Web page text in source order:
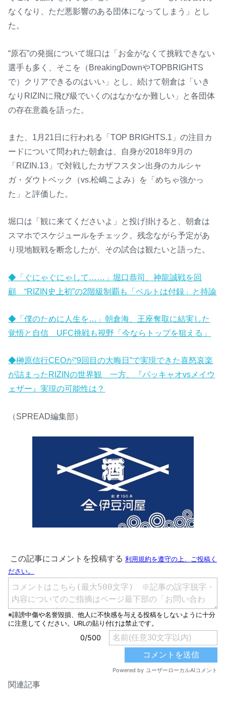
なくなり、ただ悪影響のある団体になってしまう」とし
た。
“原石”の発掘について堀口は「お金がなくて挑戦できない
選手も多く、そこを（BreakingDownやTOPBRIGHTS
で）クリアできるのはいい」とし、続けて朝倉は「いき
なりRIZINに飛び級でいくのはなかなか難しい」と各団体
の存在意義を語った。
また、1月21日に行われる「TOP BRIGHTS.1」の注目カ
ードについて問われた朝倉は、自身が2018年9月の
「RIZIN.13」で対戦したカザフスタン出身のカルシャ
ガ・ダウトベック（vs.松嶋こよみ）を「めちゃ強かっ
た」と評価した。
堀口は「観に来てくださいよ」と投げ掛けると、朝倉は
スマホでスケジュールをチェック。残念ながら予定があ
り現地観戦を断念したが、その試合は観たいと語った。
◆「ぐにゃぐにゃして……」堀口恭司、神龍誠戦を回
顧 “RIZIN史上初”の2階級制覇も「ベルトは付録」と持論
◆「僕のために人生を…」朝倉海、王座奪取に結実した
覚悟と自信 UFC挑戦も視野「今ならトップを狙える」
◆榊原信行CEOが“9回目の大晦日”で実現できた喜怒哀楽
が詰まったRIZINの世界観 一方、『パッキャオvsメイウ
ェザー』実現の可能性は？
（SPREAD編集部）
関連記事